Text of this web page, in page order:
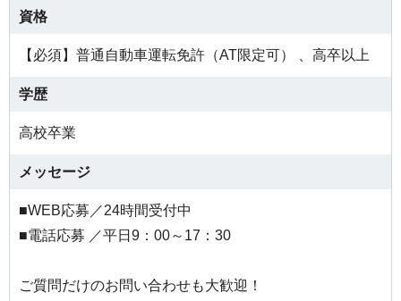
資格
【必須】普通自動車運転免許（AT限定可） 、高卒以上
学歴
高校卒業
メッセージ
■WEB応募／24時間受付中
■電話応募 ／平日9：00～17：30
ご質問だけのお問い合わせも大歓迎！